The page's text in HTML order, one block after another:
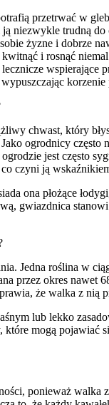
przetrwać w
niezwykle trudną
żyzne i dobrze
i rosnąć niemal
wspierające
chwast, który
ogrodnicy
jest często
czyni ją
ona płożące
gwiazdnica
Jedna roślina w
przez okres
że walka z nią
lub lekko
mogą pojawiać
ponieważ